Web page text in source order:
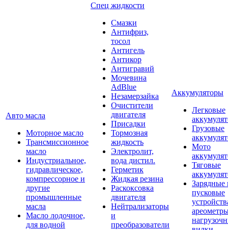
Авто масла
Моторное масло
Трансмиссионное
масло
Индустриальное,
гидравлическое,
компрессорное и
другие
промышленные
масла
Масло лодочное,
для водной
Спец жидкости
Смазки
Антифриз,
тосол
Антигель
Антикор
Антигравий
Мочевина
AdBlue
Незамерзайка
Очистители
двигателя
Присадки
Тормозная
жидкость
Электролит,
вода дистил.
Герметик
Жидкая резина
Раскоксовка
двигателя
Нейтрализаторы
и
преобразователи
Аккумуляторы
Легковые
Грузовые
Мото
Тяговые
Зарядные
пусковые